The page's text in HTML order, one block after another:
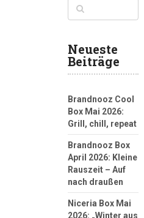
Neueste
Beiträge
Brandnooz Cool
Box Mai 2026:
Grill, chill, repeat
Brandnooz Box
April 2026: Kleine
Rauszeit – Auf
nach draußen
Niceria Box Mai
2026: „Winter aus